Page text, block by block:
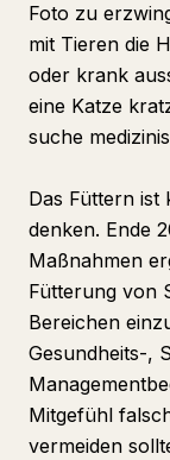
Foto zu
mit Tieren die
oder krank
eine Katze
suche
Das Füttern ist
denken. Ende
Maßnahmen
Fütterung von
Bereichen
Gesundheits-,
Mitgefühl
vermeiden